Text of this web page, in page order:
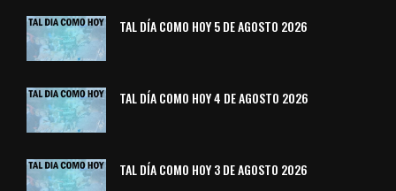
TAL DÍA COMO HOY 5 DE AGOSTO 2026
TAL DÍA COMO HOY 4 DE AGOSTO 2026
TAL DÍA COMO HOY 3 DE AGOSTO 2026